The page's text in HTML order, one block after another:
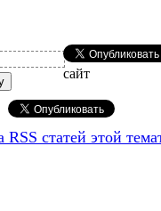
сайт
RSS статей этой